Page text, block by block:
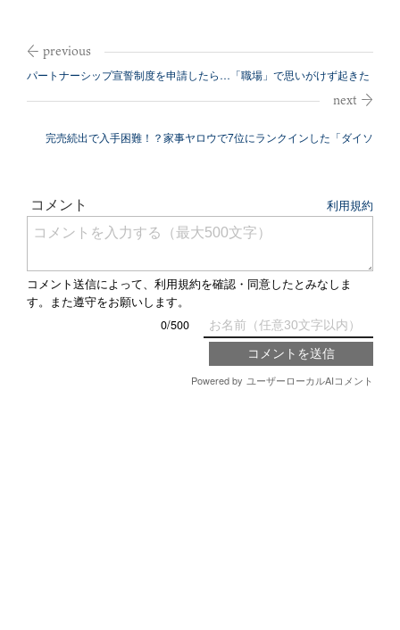
パートナーシップ宣誓制度を申請したら…「職場」で思いがけず起きた
完売続出で入手困難！？家事ヤロウで7位にランクインした「ダイソ